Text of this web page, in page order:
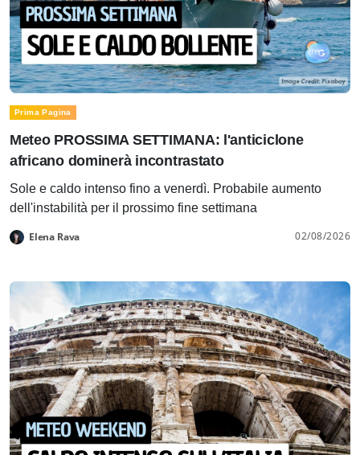
Prima Pagina
Meteo PROSSIMA SETTIMANA: l'anticiclone
africano dominerà incontrastato
Sole e caldo intenso fino a venerdì. Probabile aumento
dell'instabilità per il prossimo fine settimana
Elena Rava 02/08/2026